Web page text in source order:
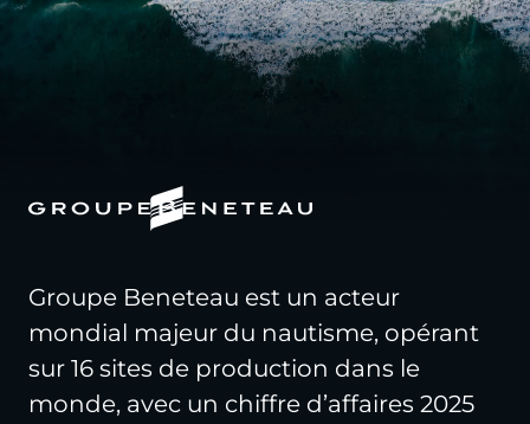
Groupe Beneteau est un acteur
mondial majeur du nautisme, opérant
sur 16 sites de production dans le
monde, avec un chiffre d’affaires 2025